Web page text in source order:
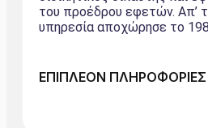
του προέδρου εφετών. Απ’
υπηρεσία αποχώρησε το
ΕΠΙΠΛΕΟΝ ΠΛΗΡΟΦΟΡΙΕΣ